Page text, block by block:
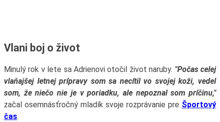
Vlani boj o život
Minulý rok v lete sa Adrienovi otočil život naruby. "Počas celej
vlaňajšej letnej prípravy som sa necítil vo svojej koži, vedel
som, že niečo nie je v poriadku, ale nepoznal som príčinu,"
začal osemnásťročný mladík svoje rozprávanie pre Športový
čas.